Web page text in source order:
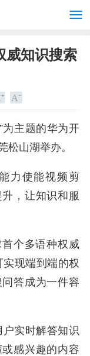
威知识搜索
为主题的华为开
松山湖举办。
力使能视频剪
，让知识和服
个多语种权威
现端到端的权
答成为一件容
实时解答知识
感兴趣的内容